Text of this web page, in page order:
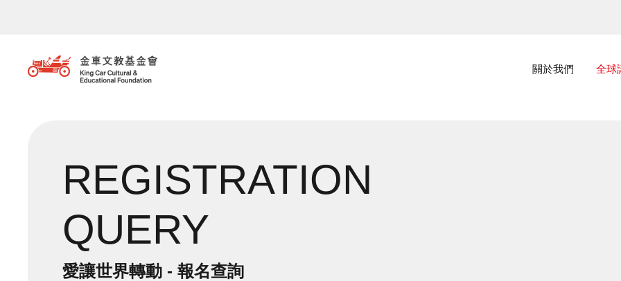
主選單
關於我們 全球
REGISTRATION
QUERY
愛讓世界轉動 - 報名查詢